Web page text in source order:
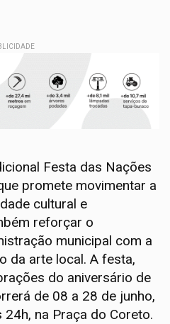
Festa das Nações
promete movimentar a
cultural e
reforçar o
municipal com a
da arte local. A festa,
do aniversário de
de 08 a 28 de junho,
na Praça do Coreto.